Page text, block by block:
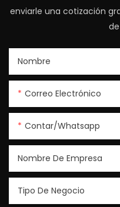
enviarle una cotización
Nombre
Correo Electrónico
Contar/whatsapp
Nombre De Empresa
Tipo De Negocio